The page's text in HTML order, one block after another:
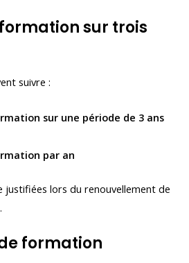
sur trois
suivre :
sur une période de 3 ans
par an
justifiées lors du renouvellement de
formation